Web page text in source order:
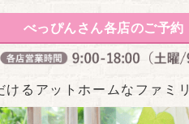
美と感動をデザ
るアットホームなファミ
べっぴんさん各店のご予